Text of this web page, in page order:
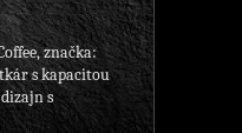
značka:
s kapacitou
s